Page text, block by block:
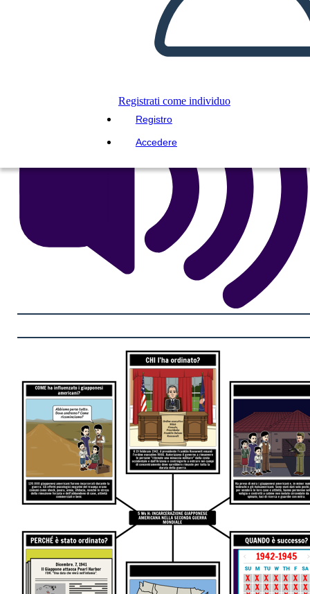
Registrati come individuo
Registro
Accedere
RIPRODURRE LA PRESENTAZIONE
LEGGIMI